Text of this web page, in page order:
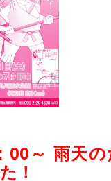
00～ 雨天
！